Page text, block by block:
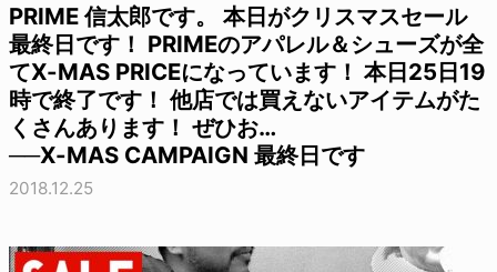
PRIME 信太郎です。 本日がクリスマスセール
最終日です！ PRIMEのアパレル＆シューズが全
てX-MAS PRICEになっています！ 本日25日19
時で終了です！ 他店では買えないアイテムがた
くさんあります！ ぜひお…
──X-MAS CAMPAIGN 最終日です
2018.12.25